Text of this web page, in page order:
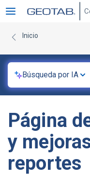
Inicio
Búsqueda por IA
Página
y
reportes